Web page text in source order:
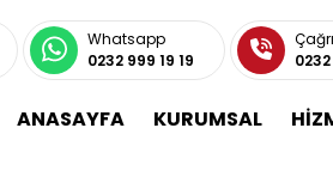
Whatsapp
0232 999 19 19
0232
ANASAYFA KURUMSAL